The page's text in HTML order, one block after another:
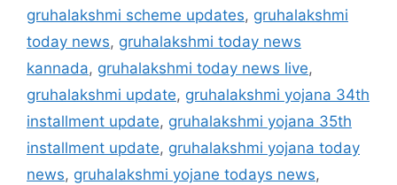
gruhalakshmi scheme updates, gruhalakshmi
today news, gruhalakshmi today news
kannada, gruhalakshmi today news live,
gruhalakshmi update, gruhalakshmi yojana 34th
installment update, gruhalakshmi yojana 35th
installment update, gruhalakshmi yojana today
news, gruhalakshmi yojane todays news,